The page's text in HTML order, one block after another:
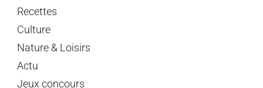
Recettes
Culture
Nature & Loisirs
Actu
Jeux concours